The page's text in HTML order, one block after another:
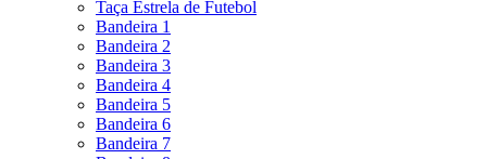
Taça Estrela de Futebol
Bandeira 1
Bandeira 2
Bandeira 3
Bandeira 4
Bandeira 5
Bandeira 6
Bandeira 7